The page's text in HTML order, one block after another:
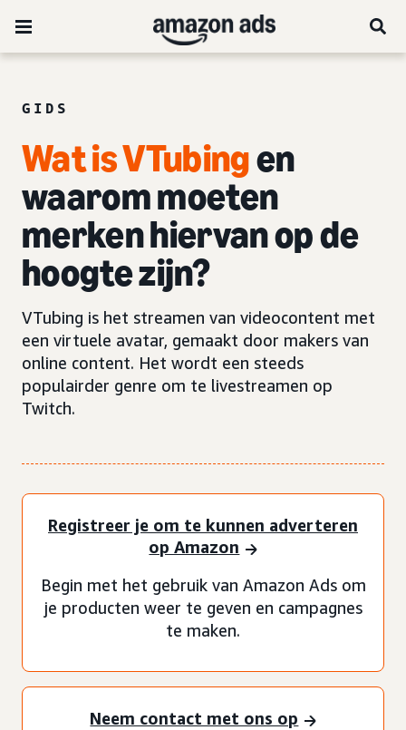
GIDS
Wat is VTubingen
waarom moeten
merken hiervan op de
hoogte zijn?
VTubing is het streamen van videocontent met
een virtuele avatar, gemaakt door makers van
online content. Het wordt een steeds
populairder genre om te livestreamen op
Twitch.
Registreer je om te kunnen adverteren
op Amazon
Begin met het gebruik van Amazon Ads om
je producten weer te geven en campagnes
te maken.
Neem contact met ons op